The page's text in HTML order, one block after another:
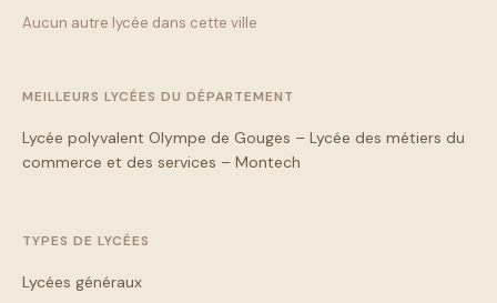
Aucun autre lycée dans cette ville
MEILLEURS LYCÉES DU DÉPARTEMENT
Lycée polyvalent Olympe de Gouges – Lycée des métiers du
commerce et des services – Montech
TYPES DE LYCÉES
Lycées généraux